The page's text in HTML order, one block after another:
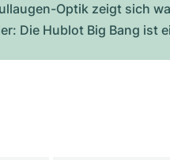
Optik zeigt sich
Die Hublot Big Bang ist